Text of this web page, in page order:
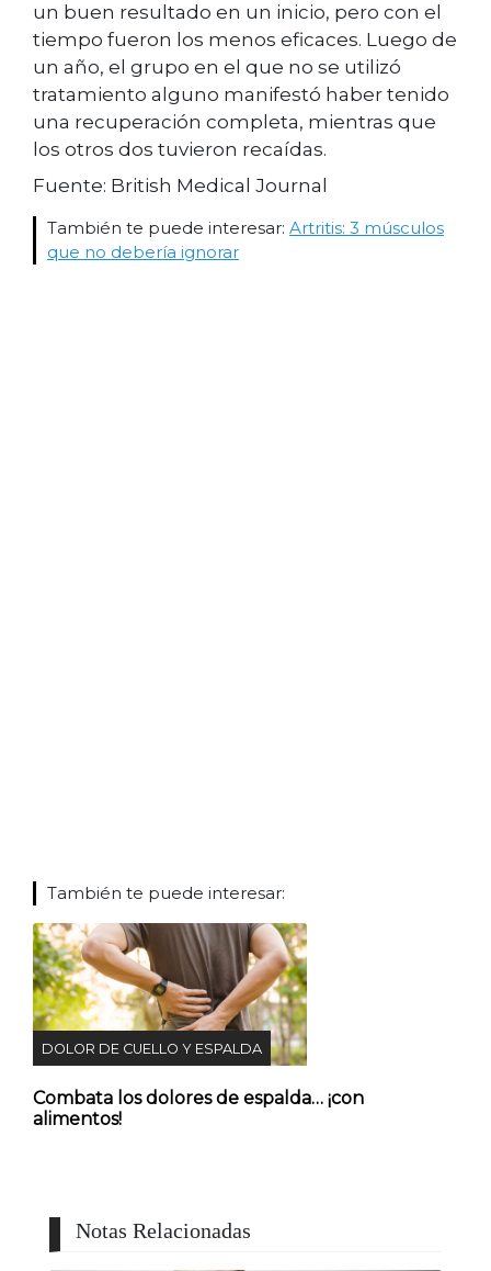
un buen resultado en un inicio, pero con el
tiempo fueron los menos eficaces. Luego de
un año, el grupo en el que no se utilizó
tratamiento alguno manifestó haber tenido
una recuperación completa, mientras que
los otros dos tuvieron recaídas.
Fuente: British Medical Journal
También te puede interesar: Artritis: 3 músculos
que no debería ignorar
También te puede interesar:
DOLOR DE CUELLO Y ESPALDA
Combata los dolores de espalda… ¡con
alimentos!
Notas Relacionadas